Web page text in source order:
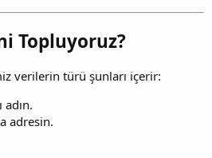
Topluyoruz?
verilerin türü şunları içerir:
adın.
adresin.